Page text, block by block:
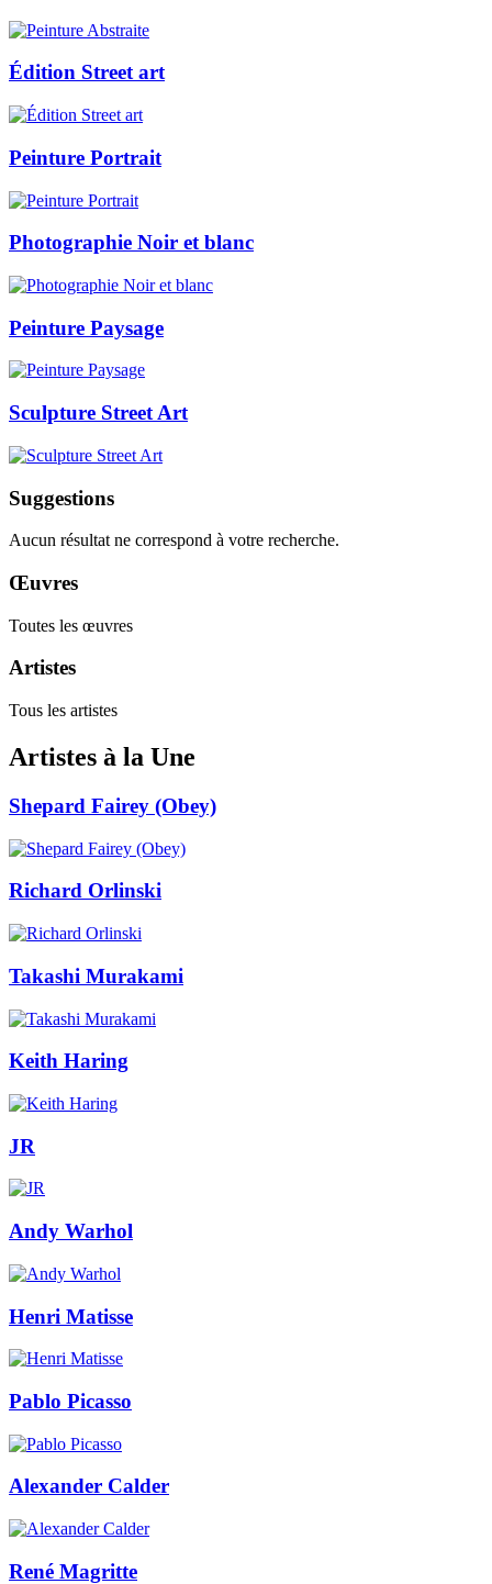
Édition Street art
Peinture Portrait
Photographie Noir et blanc
Peinture Paysage
Sculpture Street Art
Suggestions
Aucun résultat ne correspond à votre recherche.
Œuvres
Toutes les œuvres
Artistes
Tous les artistes
Artistes à la Une
Shepard Fairey (Obey)
Richard Orlinski
Takashi Murakami
Keith Haring
JR
Andy Warhol
Henri Matisse
Pablo Picasso
Alexander Calder
René Magritte